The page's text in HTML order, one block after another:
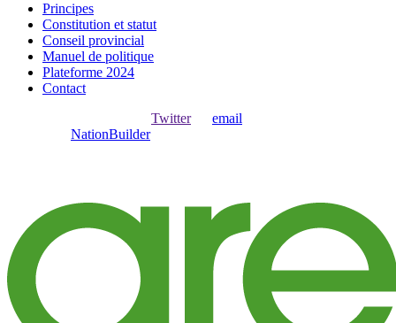
Principes
Constitution et statut
Conseil provincial
Manuel de politique
Plateforme 2024
Contact
Twitterou email
NationBuilder